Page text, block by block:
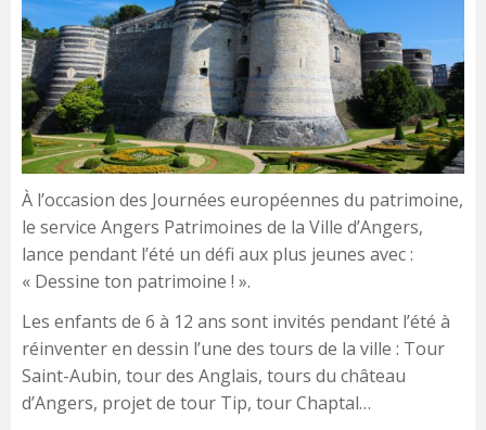
À l’occasion des Journées européennes du patrimoine,
le service Angers Patrimoines de la Ville d’Angers,
lance pendant l’été un défi aux plus jeunes avec :
« Dessine ton patrimoine ! ».
Les enfants de 6 à 12 ans sont invités pendant l’été à
réinventer en dessin l’une des tours de la ville : Tour
Saint-Aubin, tour des Anglais, tours du château
d’Angers, projet de tour Tip, tour Chaptal…